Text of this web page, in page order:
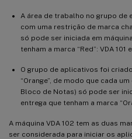
A área de trabalho no grupo
com uma restrição de marca
só pode ser iniciada em
tenham a marca “Red”: VDA 101
O grupo de aplicativos foi
“Orange”, de modo que cada
Bloco de Notas) só pode ser
entrega que tenham a marca
A máquina VDA 102 tem as duas
ser considerada para iniciar os